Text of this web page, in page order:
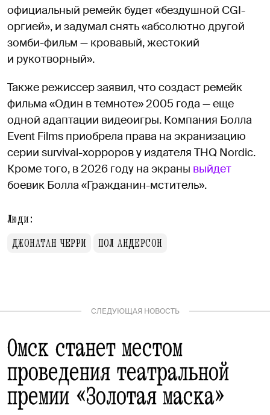
официальный ремейк будет «бездушной CGI-
оргией», и задумал снять «абсолютно другой
зомби-фильм — кровавый, жестокий
и рукотворный».
Также режиссер заявил, что создаст ремейк
фильма «Один в темноте» 2005 года — еще
одной адаптации видеоигры. Компания Болла
Event Films приобрела права на экранизацию
серии survival-хорроров у издателя THQ Nordic.
Кроме того, в 2026 году на экраны выйдет
боевик Болла «Гражданин-мститель».
Люди:
ДЖОНАТАН ЧЕРРИ
ПОЛ АНДЕРСОН
СЛЕДУЮЩАЯ НОВОСТЬ
Омск станет местом
проведения театральной
премии «Золотая маска»